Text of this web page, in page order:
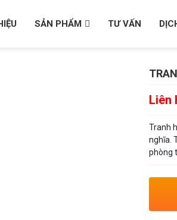
SẢN PHẨM TƯ VẤN
Liên
Tranh
nghĩa.
phòng